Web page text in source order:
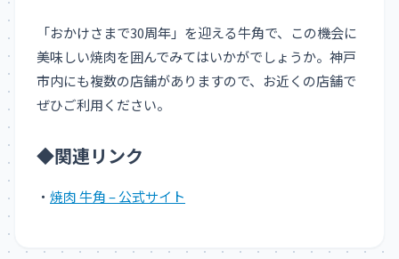
「おかけさまで30周年」を迎える牛角で、この機会に
美味しい焼肉を囲んでみてはいかがでしょうか。神戸
市内にも複数の店舗がありますので、お近くの店舗で
ぜひご利用ください。
◆関連リンク
・ 焼肉 牛角 – 公式サイト